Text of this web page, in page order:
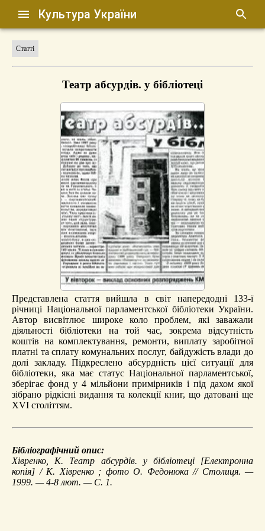
Культура України
Статті
Театр абсурдів. у бібліотеці
Представлена стаття вийшла в світ напередодні 133-ї
річниці Національної парламентської бібліотеки України.
Автор висвітлює широке коло проблем, які заважали
діяльності бібліотеки на той час, зокрема відсутність
коштів на комплектування, ремонти, виплату заробітної
платні та сплату комунальних послуг, байдужість влади до
долі закладу. Підкреслено абсурдність цієї ситуації для
бібліотеки, яка має статус Національної парламентської,
зберігає фонд у 4 мільйони примірників і під дахом якої
зібрано рідкісні видання та колекції книг, що датовані ще
XVI століттям.
Бібліографічний опис:
Хівренко, К. Театр абсурдів. у бібліотеці[Електронна
копія] / К. Хівренко ; фото О. Федонюка // Столиця. —
1999. — 4-8 лют. — С. 1.